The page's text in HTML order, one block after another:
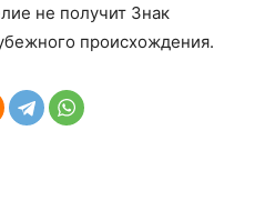
не получит Знак
происхождения.